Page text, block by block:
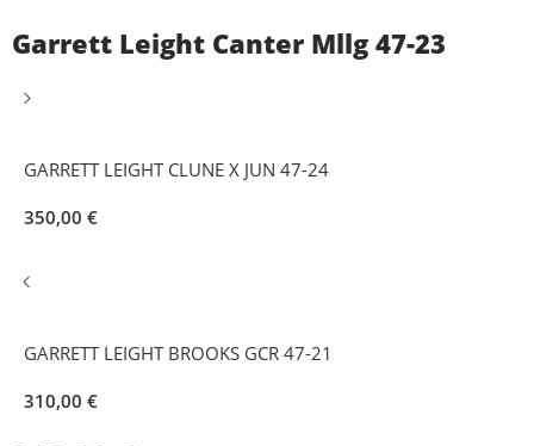
Garrett Leight Canter Mllg 47-23
GARRETT LEIGHT CLUNE X JUN 47-24
350,00 €
GARRETT LEIGHT BROOKS GCR 47-21
310,00 €